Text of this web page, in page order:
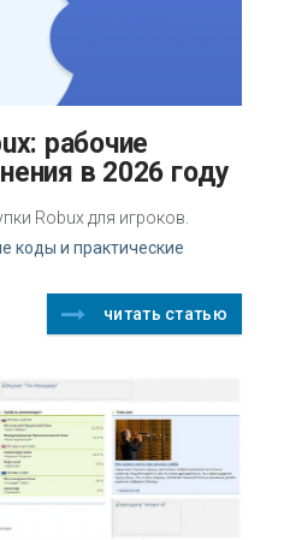
в 2026 году
Robux для игроков.
коды и практические
читать статью